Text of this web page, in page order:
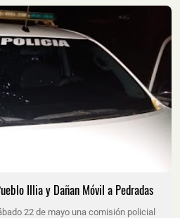
Illia y Dañan Móvil a Pedradas
22 de mayo una comisión policial